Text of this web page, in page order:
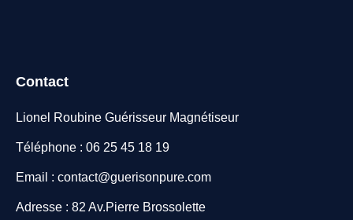
Contact
Lionel Roubine Guérisseur Magnétiseur
Téléphone : 06 25 45 18 19
Email : contact@guerisonpure.com
Adresse : 82 Av.Pierre Brossolette